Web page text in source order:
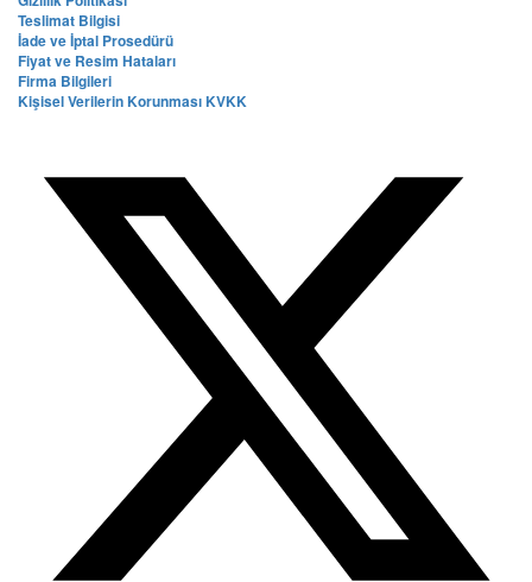
Teslimat Bilgisi
İade ve İptal Prosedürü
Fiyat ve Resim Hataları
Firma Bilgileri
Kişisel Verilerin Korunması KVKK